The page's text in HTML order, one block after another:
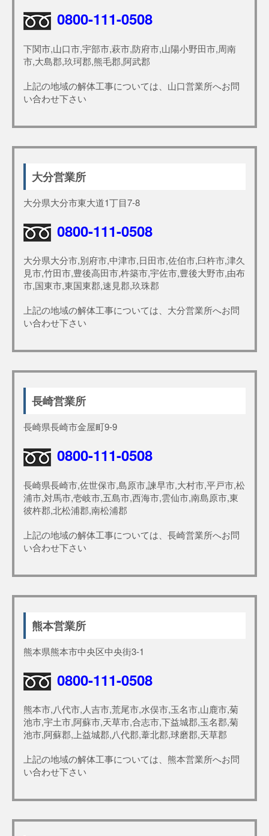
0800-111-0508
下関市,山口市,宇部市,萩市,防府市,山陽小野田市,周南
市,大島郡,玖珂郡,熊毛郡,阿武郡
上記の地域の解体工事については、山口営業所へお問
い合わせ下さい
大分営業所
大分県大分市東大道1丁目7-8
0800-111-0508
大分県大分市,別府市,中津市,日田市,佐伯市,臼杵市,津久
見市,竹田市,豊後高田市,杵築市,宇佐市,豊後大野市,由布
市,国東市,東国東郡,速見郡,玖珠郡
上記の地域の解体工事については、大分営業所へお問
い合わせ下さい
長崎営業所
長崎県長崎市金屋町9-9
0800-111-0508
長崎県長崎市,佐世保市,島原市,諫早市,大村市,平戸市,松
浦市,対馬市,壱岐市,五島市,西海市,雲仙市,南島原市,東
彼杵郡,北松浦郡,南松浦郡
上記の地域の解体工事については、長崎営業所へお問
い合わせ下さい
熊本営業所
熊本県熊本市中央区中央街3-1
0800-111-0508
熊本市,八代市,人吉市,荒尾市,水俣市,玉名市,山鹿市,菊
池市,宇土市,阿蘇市,天草市,合志市,下益城郡,玉名郡,菊
池市,阿蘇郡,上益城郡,八代郡,葦北郡,球磨郡,天草郡
上記の地域の解体工事については、熊本営業所へお問
い合わせ下さい